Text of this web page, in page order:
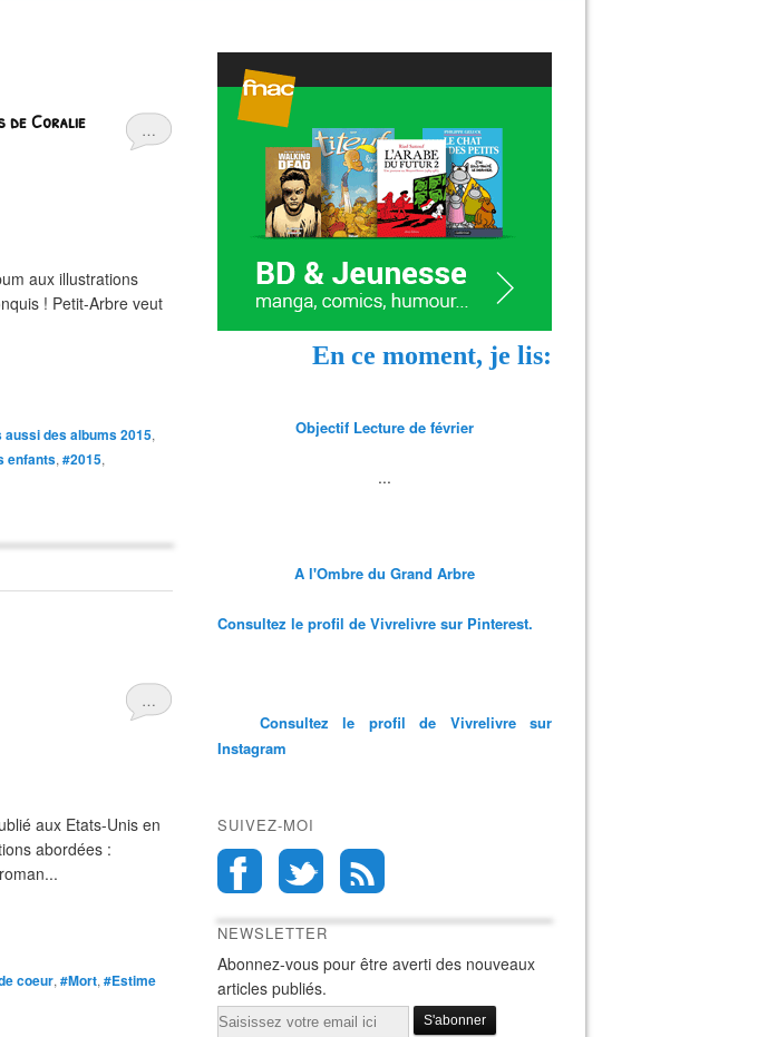
…
de Coralie
aux illustrations
! Petit-Arbre veut
aussi des albums 2015,
enfants, #2015,
…
aux Etats-Unis en
abordées :
coeur, #Mort, #Estime
En ce moment, je lis:
Objectif Lecture de février
...
A l'Ombre du Grand Arbre
Consultez le profil de Vivrelivre sur Pinterest.
Consultez le profil de Vivrelivre sur
Instagram
SUIVEZ-MOI
NEWSLETTER
Abonnez-vous pour être averti des nouveaux
articles publiés.
Email